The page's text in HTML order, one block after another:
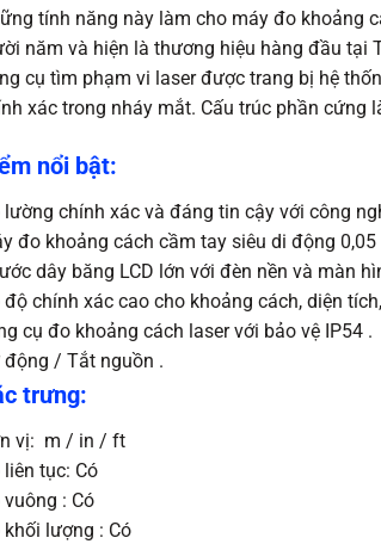
tính năng này làm cho máy đo khoảng
năm và hiện là thương hiệu hàng đầu tại
cụ tìm phạm vi laser được trang bị hệ
xác trong nháy mắt. Cấu trúc phần cứng
nổi bật:
chính xác và đáng tin cậy với công
đo khoảng cách cầm tay siêu di động
dây băng LCD lớn với đèn nền và màn
chính xác cao cho khoảng cách, diện
cụ đo khoảng cách laser với bảo vệ IP54 .
động / Tắt nguồn .
trưng:
vị: m / in / ft
tục: Có
: Có
lượng : Có